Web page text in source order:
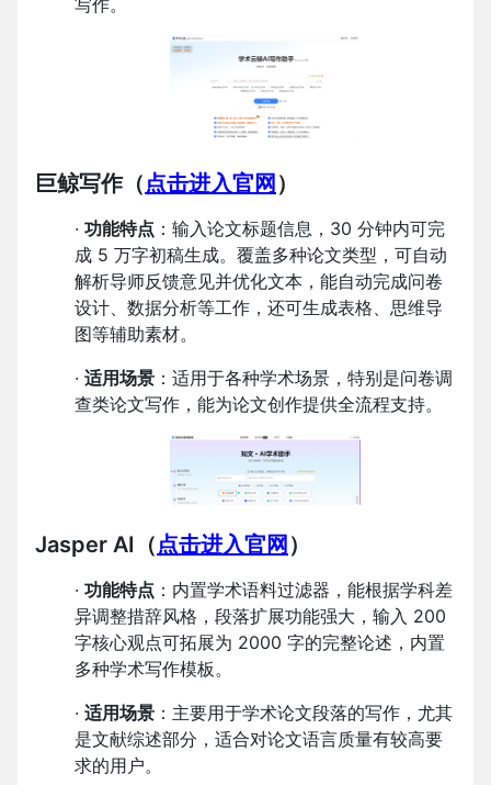
巨鲸写作（点击进入官网 ）
· 功能特点 ：输入论文标题信息，30 分钟内可完
成 5 万字初稿生成。覆盖多种论文类型，可自动
解析导师反馈意见并优化文本，能自动完成问卷
设计、数据分析等工作，还可生成表格、思维导
图等辅助素材。
· 适用场景 ：适用于各种学术场景，特别是问卷调
查类论文写作，能为论文创作提供全流程支持。
Jasper AI （点击进入官网 ）
· 功能特点 ：内置学术语料过滤器，能根据学科差
异调整措辞风格，段落扩展功能强大，输入 200
字核心观点可拓展为 2000 字的完整论述，内置
多种学术写作模板。
· 适用场景 ：主要用于学术论文段落的写作，尤其
是文献综述部分，适合对论文语言质量有较高要
求的用户。